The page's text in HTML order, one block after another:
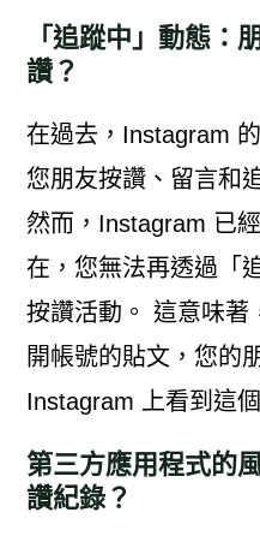
「追蹤中」動態：
讚？
在過去，Instagram
您朋友按讚、留言和
然而，Instagram 已經
在，您無法再透過「
按讚活動。 這意味著
開帳號的貼文，您的
Instagram 上看到這
第三方應用程式的
讚紀錄？